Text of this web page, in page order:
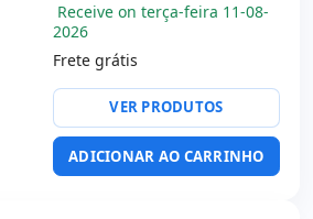
Receive on terça-feira 11-08-
2026
Frete grátis
VER PRODUTOS
ADICIONAR AO CARRINHO